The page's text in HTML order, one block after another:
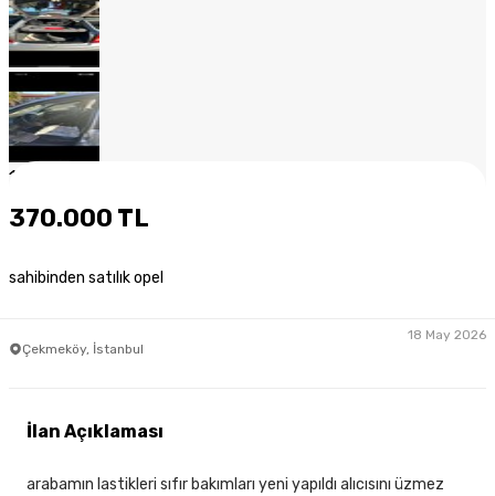
1
370.000 TL
sahibinden satılık opel
Çekmeköy, İstanbul
18 May 2026
İlan Açıklaması
arabamın lastikleri sıfır bakımları yeni yapıldı alıcısını üzmez